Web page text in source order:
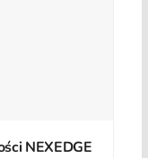
NEXEDGE